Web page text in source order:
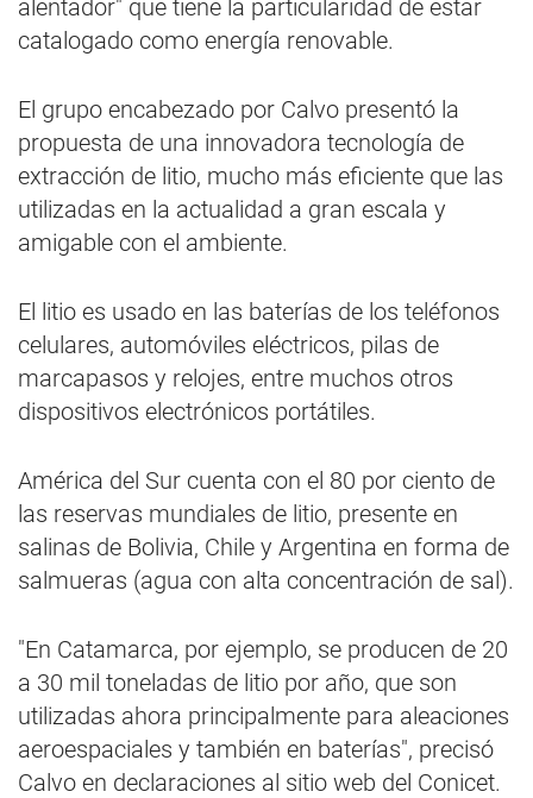
alentador" que tiene la particularidad de estar
catalogado como energía renovable.
El grupo encabezado por Calvo presentó la
propuesta de una innovadora tecnología de
extracción de litio, mucho más eficiente que las
utilizadas en la actualidad a gran escala y
amigable con el ambiente.
El litio es usado en las baterías de los teléfonos
celulares, automóviles eléctricos, pilas de
marcapasos y relojes, entre muchos otros
dispositivos electrónicos portátiles.
América del Sur cuenta con el 80 por ciento de
las reservas mundiales de litio, presente en
salinas de Bolivia, Chile y Argentina en forma de
salmueras (agua con alta concentración de sal).
"En Catamarca, por ejemplo, se producen de 20
a 30 mil toneladas de litio por año, que son
utilizadas ahora principalmente para aleaciones
aeroespaciales y también en baterías", precisó
Calvo en declaraciones al sitio web del Conicet.